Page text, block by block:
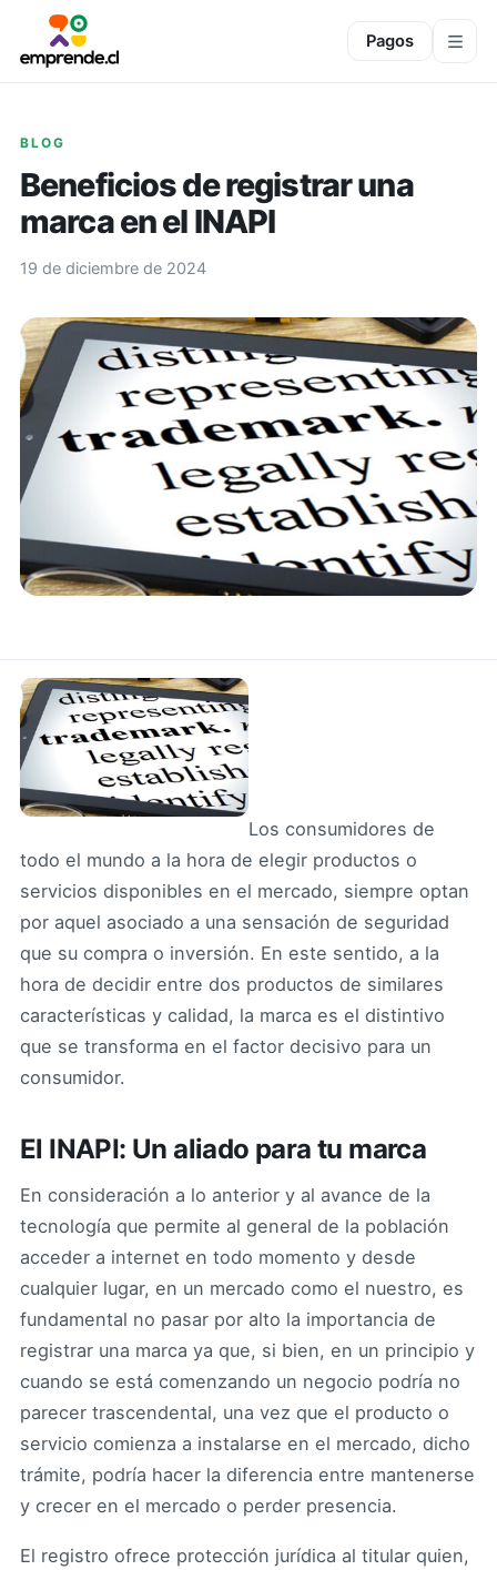
Pagos
BLOG
Beneficios de registrar una
marca en el INAPI
19 de diciembre de 2024
Los consumidores de
todo el mundo a la hora de elegir productos o
servicios disponibles en el mercado, siempre optan
por aquel asociado a una sensación de seguridad
que su compra o inversión. En este sentido, a la
hora de decidir entre dos productos de similares
características y calidad, la marca es el distintivo
que se transforma en el factor decisivo para un
consumidor.
El INAPI: Un aliado para tu marca
En consideración a lo anterior y al avance de la
tecnología que permite al general de la población
acceder a internet en todo momento y desde
cualquier lugar, en un mercado como el nuestro, es
fundamental no pasar por alto la importancia de
registrar una marca ya que, si bien, en un principio y
cuando se está comenzando un negocio podría no
parecer trascendental, una vez que el producto o
servicio comienza a instalarse en el mercado, dicho
trámite, podría hacer la diferencia entre mantenerse
y crecer en el mercado o perder presencia.
El registro ofrece protección jurídica al titular quien,